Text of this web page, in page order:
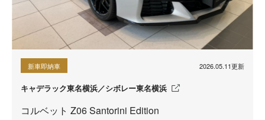
新車即納車 2026.05.11更新
キャデラック東名横浜／シボレー東名横浜
コルベット Z06 Santorini Edition